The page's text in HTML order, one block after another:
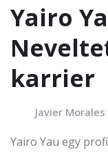
Yairo
karrier
Javier Morales
Yairo Yau egy